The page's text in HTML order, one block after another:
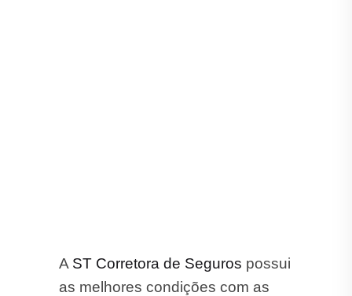
A ST Corretora de Seguros possui
as melhores condições com as